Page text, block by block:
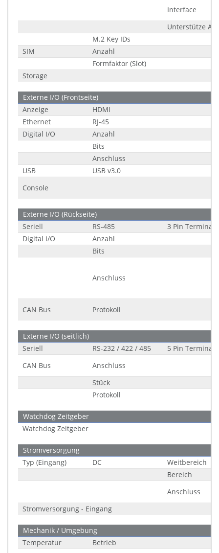
Interface
Unterstütze
M.2 Key IDs
SIM
Anzahl
Formfaktor (Slot)
Storage
Externe I/O (Frontseite)
Anzeige
HDMI
Ethernet
RJ-45
Digital I/O
Anzahl
Bits
Anschluss
USB
USB v3.0
Console
Externe I/O (Rückseite)
Seriell
RS-485
3 Pin Terminal
Digital I/O
Anzahl
Bits
Anschluss
CAN Bus Protokoll
Externe I/O (seitlich)
Seriell
RS-232 / 422 / 485
5 Pin Terminal
CAN Bus
Anschluss
Stück
Protokoll
Watchdog Zeitgeber
Watchdog Zeitgeber
Stromversorgung
Typ (Eingang)
DC
Weitbereich
Bereich
Anschluss
Stromversorgung - Eingang
Mechanik / Umgebung
Temperatur
Betrieb